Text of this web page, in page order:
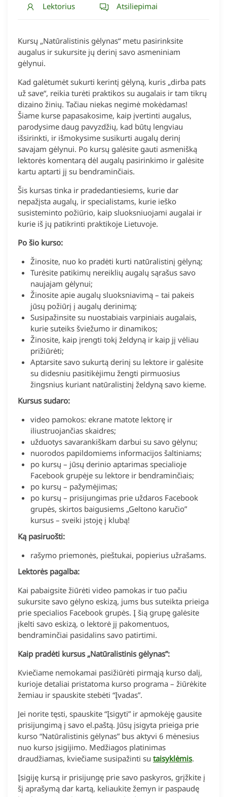
Lektorius Atsiliepimai
Kursų „Natūralistinis gėlynas“ metu pasirinksite
augalus ir sukursite jų derinį savo asmeniniam
gėlynui.
Kad galėtumėt sukurti kerintį gėlyną, kuris „dirba pats
už save“, reikia turėti praktikos su augalais ir tam tikrų
dizaino žinių. Tačiau niekas negimė mokėdamas!
Šiame kurse papasakosime, kaip įvertinti augalus,
parodysime daug pavyzdžių, kad būtų lengviau
išsirinkti, ir išmokysime susikurti augalų derinį
savajam gėlynui. Po kursų galėsite gauti asmenišką
lektorės komentarą dėl augalų pasirinkimo ir galėsite
kartu aptarti jį su bendraminčiais.
Šis kursas tinka ir pradedantiesiems, kurie dar
nepažįsta augalų, ir specialistams, kurie ieško
susisteminto požiūrio, kaip sluoksniuojami augalai ir
kurie iš jų patikrinti praktikoje Lietuvoje.
Po šio kurso:
Žinosite, nuo ko pradėti kurti natūralistinį gėlyną;
Turėsite patikimų nereiklių augalų sąrašus savo
naujajam gėlynui;
Žinosite apie augalų sluoksniavimą – tai pakeis
jūsų požiūrį į augalų derinimą;
Susipažinsite su nuostabiais varpiniais augalais,
kurie suteiks šviežumo ir dinamikos;
Žinosite, kaip įrengti tokį želdyną ir kaip jį vėliau
prižiūrėti;
Aptarsite savo sukurtą derinį su lektore ir galėsite
su didesniu pasitikėjimu žengti pirmuosius
žingsnius kuriant natūralistinį želdyną savo kieme.
Kursus sudaro:
video pamokos: ekrane matote lektorę ir
iliustruojančias skaidres;
užduotys savarankiškam darbui su savo gėlynu;
nuorodos papildomiems informacijos šaltiniams;
po kursų – jūsų derinio aptarimas specialioje
Facebook grupėje su lektore ir bendraminčiais;
po kursų – pažymėjimas;
po kursų – prisijungimas prie uždaros Facebook
grupės, skirtos baigusiems „Geltono karučio”
kursus – sveiki įstoję į klubą!
Ką pasiruošti:
rašymo priemonės, pieštukai, popierius užrašams.
Lektorės pagalba:
Kai pabaigsite žiūrėti video pamokas ir tuo pačiu
sukursite savo gėlyno eskizą, jums bus suteikta prieiga
prie specialios Facebook grupės. Į šią grupę galėsite
įkelti savo eskizą, o lektorė jį pakomentuos,
bendraminčiai pasidalins savo patirtimi.
Kaip pradėti kursus „Natūralistinis gėlynas”:
Kviečiame nemokamai pasižiūrėti pirmąją kurso dalį,
kurioje detaliai pristatoma kurso programa – žiūrėkite
žemiau ir spauskite stebėti “Įvadas”.
Jei norite tęsti, spauskite “Įsigyti” ir apmokėję gausite
prisijungimą į savo el.paštą. Jūsų įsigyta prieiga prie
kurso “Natūralistinis gėlynas” bus aktyvi 6 mėnesius
nuo kurso įsigijimo. Medžiagos platinimas
draudžiamas, kviečiame susipažinti su taisyklėmis.
Įsigiję kursą ir prisijungę prie savo paskyros, grįžkite į
šį aprašymą dar kartą, keliaukite žemyn ir paspaudę